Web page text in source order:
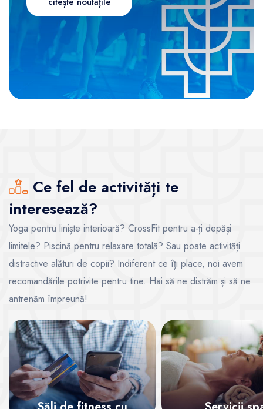
Ce fel de activități te
interesează?
Yoga pentru liniște interioară? CrossFit pentru a-ți depăși
limitele? Piscină pentru relaxare totală? Sau poate activități
distractive alături de copii? Indiferent ce îți place, noi avem
recomandările potrivite pentru tine. Hai să ne distrăm și să ne
antrenăm împreună!